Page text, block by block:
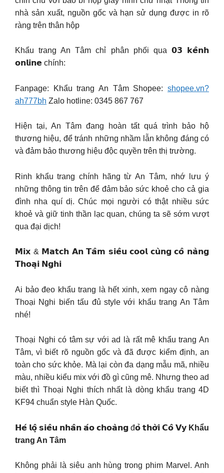
nhà sản xuất, nguồn gốc và hạn sử dụng được in rõ
ràng trên thân hộp
Khẩu trang An Tâm chỉ phân phối qua 𝟬𝟯 𝗸𝗲̂𝗻𝗵
𝗼𝗻𝗹𝗶𝗻𝗲 chính:
Fanpage: Khẩu trang An Tâm Shopee: shopee.vn?
ah777bh Zalo hotline: 0345 867 767
Hiện tại, An Tâm đang hoàn tất quá trình bảo hộ
thương hiệu, để tránh những nhầm lẫn không đáng có
và đảm bảo thương hiệu độc quyền trên thị trường.
Rinh khẩu trang chính hãng từ An Tâm, nhớ lưu ý
những thông tin trên để đảm bảo sức khoẻ cho cả gia
đình nha quí dị. Chúc mọi người có thật nhiều sức
khoẻ và giữ tinh thần lạc quan, chúng ta sẽ sớm vượt
qua đại dịch!
𝗠𝗶𝘅 & 𝗠𝗮𝘁𝗰𝗵 𝗔𝗻 𝗧𝗮̂𝗺 𝘀𝗶𝗲̂𝘂 𝗰𝗼𝗼𝗹 𝗰𝘂̀𝗻𝗴 𝗰𝗼̂ 𝗻𝗮̀𝗻𝗴
𝗧𝗵𝗼𝗮̣𝗶 𝗡𝗴𝗵𝗶
Ai bảo đeo khẩu trang là hết xinh, xem ngay cô nàng
Thoại Nghi biến tấu đủ style với khẩu trang An Tâm
nhé!
Thoại Nghi có tâm sự với ad là rất mê khẩu trang An
Tâm, vì biết rõ nguồn gốc và đã được kiểm định, an
toàn cho sức khỏe. Mà lại còn đa dạng mẫu mã, nhiều
màu, nhiều kiểu mix với đồ gì cũng mê. Nhưng theo ad
biết thì Thoại Nghi thích nhất là dòng khẩu trang 4D
KF94 chuẩn style Hàn Quốc.
𝗛𝗲́ 𝗹𝗼̣̂ 𝘀𝗶𝗲̂𝘂 𝗻𝗵𝗮̂𝗻 𝗮́𝗼 𝗰𝗵𝗼𝗮̀𝗻𝗴 đ𝗼̉ 𝘁𝗵𝗼̛̀𝗶 𝗖𝗼̂ 𝗩𝘆 Khẩu
trang An Tâm
Không phải là siêu anh hùng trong phim Marvel. Anh